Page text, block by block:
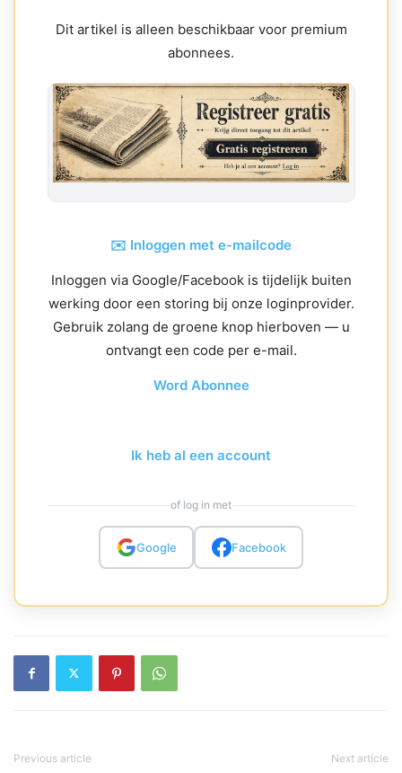
Dit artikel is alleen beschikbaar voor premium
abonnees.
✉️ Inloggen met e-mailcode
Inloggen via Google/Facebook is tijdelijk buiten
werking door een storing bij onze loginprovider.
Gebruik zolang de groene knop hierboven — u
ontvangt een code per e-mail.
Word Abonnee
Ik heb al een account
of log in met
Google Facebook
Previous article Next article